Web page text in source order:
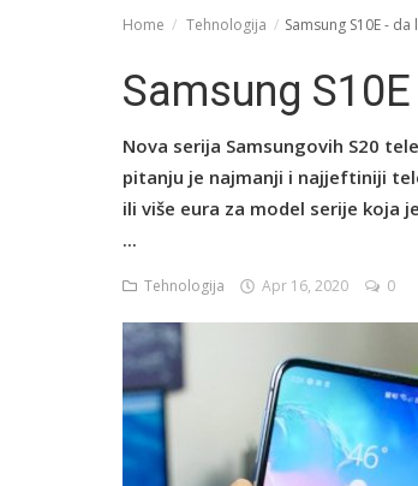
Home Tehnologija Samsung S10E -
Samsung
Nova serija Samsungovih S20
pitanju je najmanji i najjeftiniji
ili više eura za model serije koja
...
Tehnologija Apr 16, 2020 0